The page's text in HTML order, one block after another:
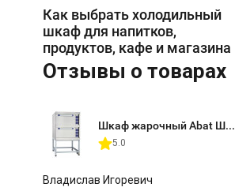
Как выбрать холодильный
шкаф для напитков,
продуктов, кафе и магазина
Отзывы о товарах
Шкаф жарочный Abat ШЖЭ-2 (двухсекционный)
5.0
Владислав Игоревич